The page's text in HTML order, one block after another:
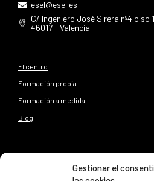
Gestionar el
esel@esel.es
C/ Ingeniero José Sirera nº4 piso
46017 - Valencia
El centro
Formación propia
Formación a medida
Blog